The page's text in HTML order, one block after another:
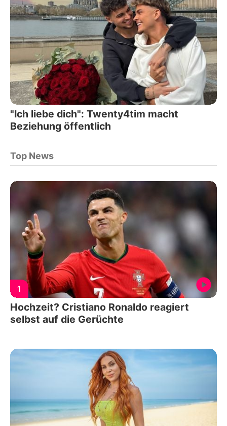
"Ich liebe dich": Twenty4tim macht
Beziehung öffentlich
Top News
1
Hochzeit? Cristiano Ronaldo reagiert
selbst auf die Gerüchte